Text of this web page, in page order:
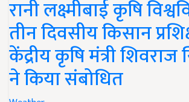
रानी लक्ष्मीबाई कृषि
तीन दिवसीय किसान
केंद्रीय कृषि मंत्री शिवराज
ने किया संबोधित